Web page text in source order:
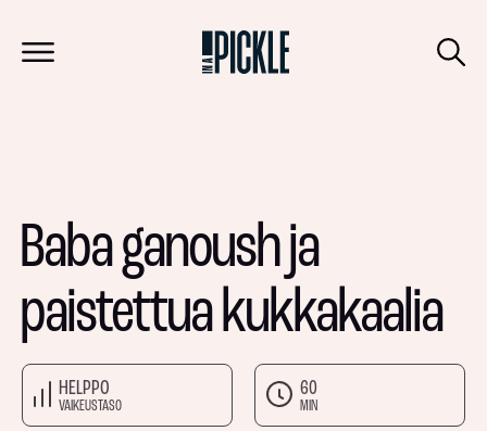
Baba ganoush ja
paistettua kukkakaalia
HELPPO
VAIKEUSTASO
60
MIN